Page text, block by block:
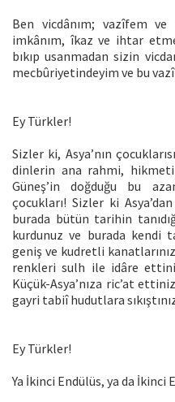
Ben vicdânım; vazîfem
imkânım, îkaz ve ihtar
bıkıp usanmadan sizin
mecbûriyetindeyim ve bu
Ey Türkler!
Sizler ki, Asya’nın
dinlerin ana rahmi,
Güneş’in doğduğu bu
çocukları! Sizler ki
burada bütün tarihin
kurdunuz ve burada kendi
geniş ve kudretli
renkleri sulh ile idâre
Küçük-Asya’nıza ric’at
gayri tabiî hudutlara
Ey Türkler!
Ya İkinci Endülüs, ya da